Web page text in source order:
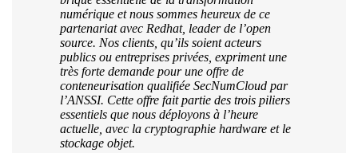
numérique et nous sommes heureux de ce
partenariat avec Redhat, leader de l’open
source. Nos clients, qu’ils soient acteurs
publics ou entreprises privées, expriment une
très forte demande pour une offre de
conteneurisation qualifiée SecNumCloud par
l’ANSSI. Cette offre fait partie des trois piliers
essentiels que nous déployons à l’heure
actuelle, avec la cryptographie hardware et le
stockage objet.